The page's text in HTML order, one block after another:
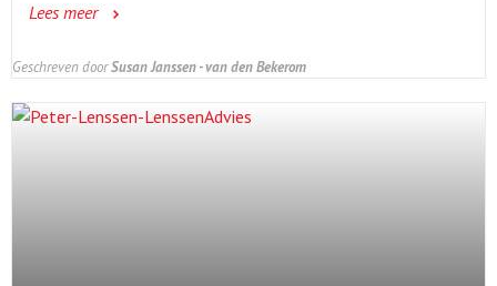
Lees meer
Geschreven doorSusan Janssen - van den Bekerom